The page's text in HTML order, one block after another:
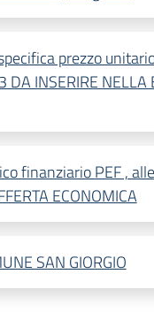
prezzo
INSERIRE NELLA
finanziario PEF ,
ECONOMICA
SAN GIORGIO